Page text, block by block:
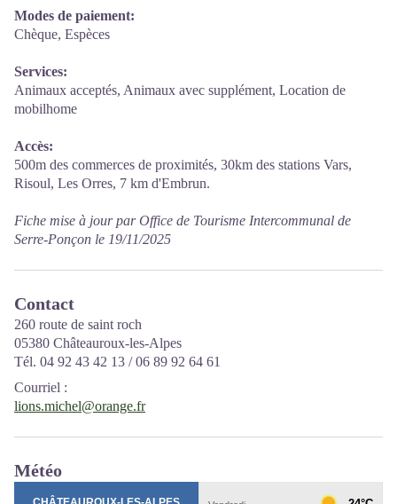
Modes de paiement:
Chèque, Espèces
Services:
Animaux acceptés, Animaux avec supplément, Location de
mobilhome
Accès:
500m des commerces de proximités, 30km des stations Vars,
Risoul, Les Orres, 7 km d'Embrun.
Fiche mise à jour par Office de Tourisme Intercommunal de
Serre-Ponçon le 19/11/2025
Contact
260 route de saint roch
05380 Châteauroux-les-Alpes
Tél. 04 92 43 42 13 / 06 89 92 64 61
Courriel :
lions.michel@orange.fr
Météo